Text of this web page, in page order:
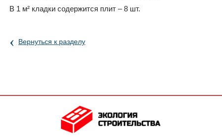
В 1 м² кладки содержится плит – 8 шт.
‹ Вернуться к разделу